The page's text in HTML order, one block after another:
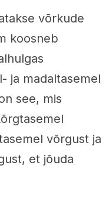
võrkude
koosneb
ja madaltasemel
see, mis
võrgust ja
et jõuda